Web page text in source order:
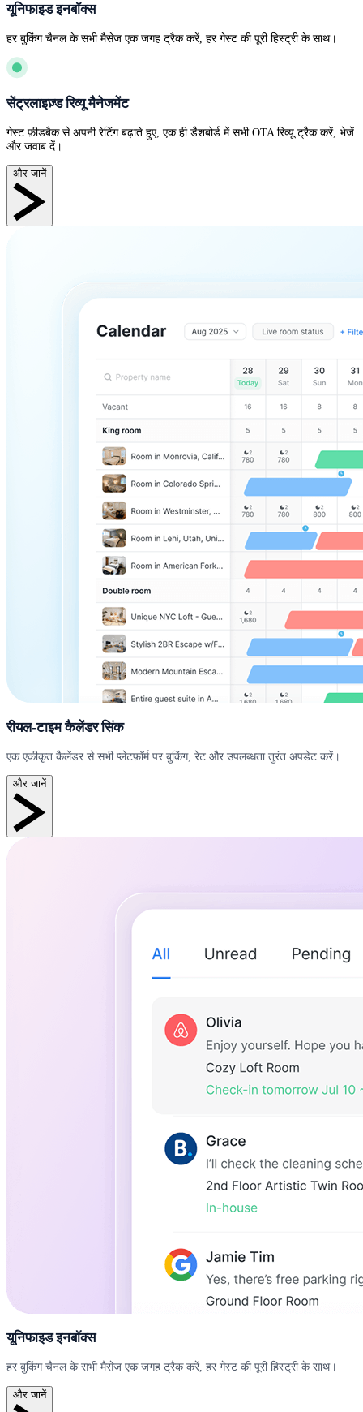
यूनिफाइड इनबॉक्स
हर बुकिंग चैनल के सभी मैसेज एक जगह ट्रैक करें, हर गेस्ट की पूरी हिस्ट्री के साथ।
सेंट्रलाइज़्ड रिव्यू मैनेजमेंट
गेस्ट फ़ीडबैक से अपनी रेटिंग बढ़ाते हुए, एक ही डैशबोर्ड में सभी OTA रिव्यू ट्रैक करें, भेजें
और जवाब दें।
और जानें
रीयल-टाइम कैलेंडर सिंक
एक एकीकृत कैलेंडर से सभी प्लेटफ़ॉर्म पर बुकिंग, रेट और उपलब्धता तुरंत अपडेट करें।
और जानें
यूनिफाइड इनबॉक्स
हर बुकिंग चैनल के सभी मैसेज एक जगह ट्रैक करें, हर गेस्ट की पूरी हिस्ट्री के साथ।
और जानें